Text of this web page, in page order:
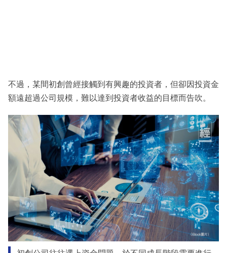
不過，某間初創曾經接觸到有興趣的投資者，但卻因投資金
額遠超過公司規模，難以達到投資者收益的目標而告吹。